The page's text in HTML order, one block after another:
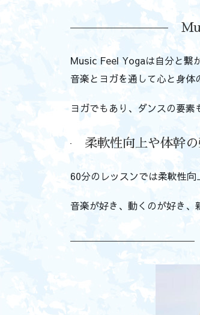
Music Feel Yogaは自分と繋
音楽とヨガを通して心と身体
ヨガでもあり、ダンスの要素
柔軟性向上や体幹
60分のレッスンでは柔軟性向
音楽が好き、動くのが好き、